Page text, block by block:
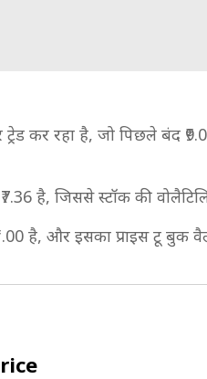
कर रहा है, जो पिछले बंद
है, जिससे स्टॉक की
है, और इसका प्राइस टू बुक